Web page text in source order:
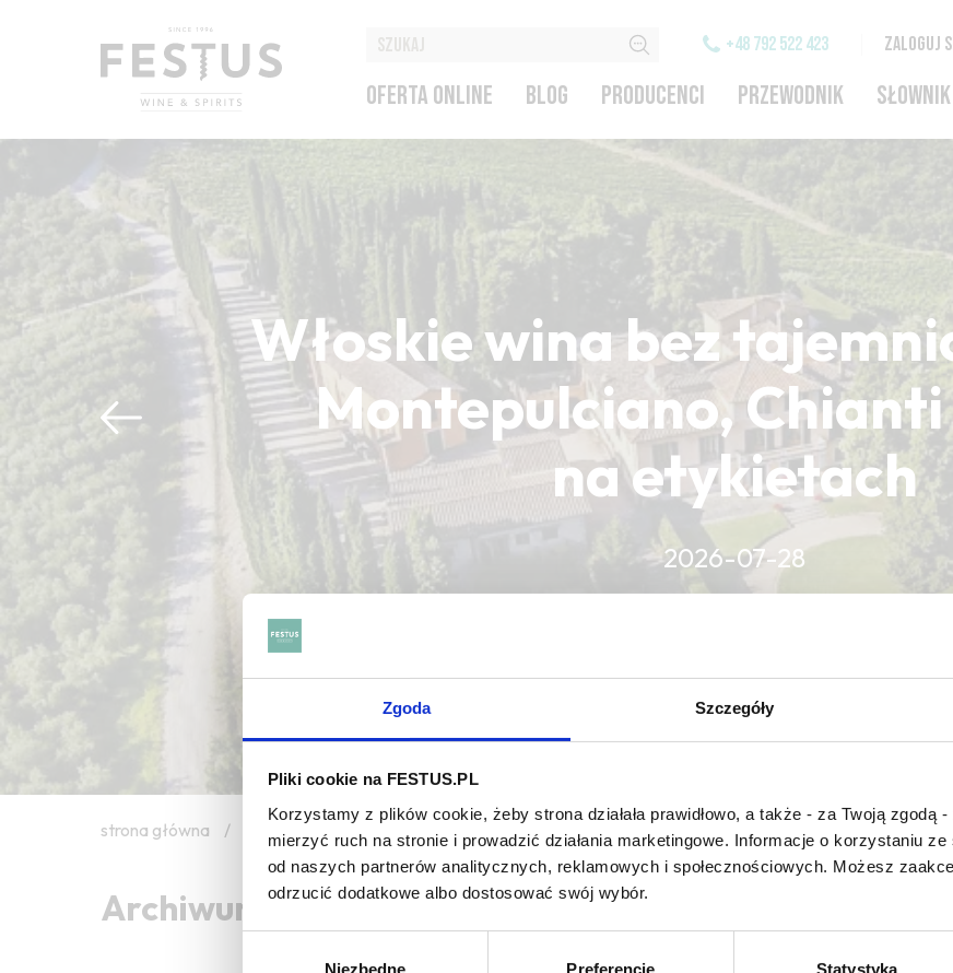
Zgoda Szczegóły
Pliki cookie na FESTUS.PL
Korzystamy z plików cookie, żeby strona działała prawidłowo, a także - za Twoją zgodą
mierzyć ruch na stronie i prowadzić działania marketingowe. Informacje o korzystaniu
od naszych partnerów analitycznych, reklamowych i społecznościowych. Możesz
odrzucić dodatkowe albo dostosować swój wybór.
Niezbędne Preferencje Statystyka
+48 792 522 423 ZALOGUJ
OFERTA ONLINE BLOG PRODUCENCI PRZEWODNIK SŁOWNIK
Włoskie wina bez
Montepulciano,
na etykietach
2026-07-28
CZYTAJ WIĘCEJ
CZYTAJ WIĘCEJ
strona główna / lemon grass
Archiwum wpisów tagu: lemon grass